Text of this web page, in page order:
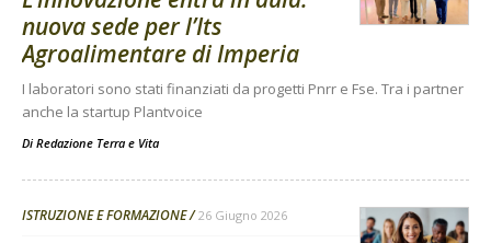
nuova sede per l’Its
Agroalimentare di Imperia
I laboratori sono stati finanziati da progetti Pnrr e Fse. Tra i partner
anche la startup Plantvoice
Di Redazione Terra e Vita
ISTRUZIONE E FORMAZIONE 26 Giugno 2026